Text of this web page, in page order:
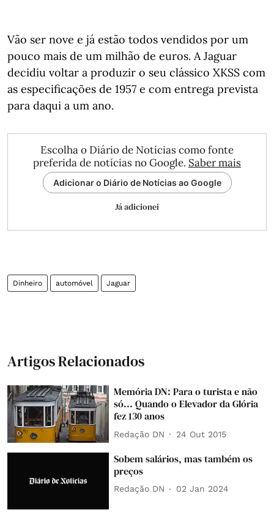
Vão ser nove e já estão todos vendidos por um
pouco mais de um milhão de euros. A Jaguar
decidiu voltar a produzir o seu clássico XKSS com
as especificações de 1957 e com entrega prevista
para daqui a um ano.
Escolha o Diário de Notícias como fonte
preferida de notícias no Google. Saber mais
Adicionar o Diário de Notícias ao Google
Já adicionei
Dinheiro automóvel Jaguar
Artigos Relacionados
Memória DN: Para o turista e não
só... Quando o Elevador da Glória
fez 130 anos
Redação DN 24 Out 2015
Sobem salários, mas também os
preços
Redação DN 02 Jan 2024